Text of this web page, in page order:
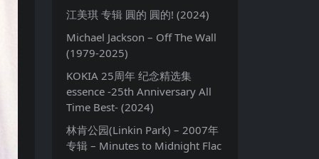
江美琪 专辑 圓的 圓的! (2024)
Michael Jackson – Off The Wall
(1979-2025)
KOKIA 25周年 纪念精选集
essence -25th Anniversary All
Time Best- (2024)
林肯公园(Linkin Park) – 2007年
专辑 – Minutes to Midnight Flac